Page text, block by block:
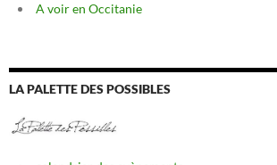
A voir en Occitanie
LA PALETTE DES POSSIBLES